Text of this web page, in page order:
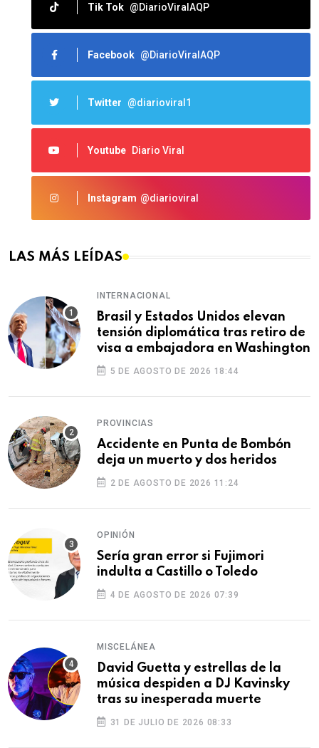
Tik Tok @DiarioViralAQP
Facebook @DiarioViralAQP
Twitter @diarioviral1
Youtube Diario Viral
Instagram @diarioviral
LAS MÁS LEÍDAS
INTERNACIONAL
Brasil y Estados Unidos elevan
tensión diplomática tras retiro de
visa a embajadora en Washington
5 DE AGOSTO DE 2026 18:44
PROVINCIAS
Accidente en Punta de Bombón
deja un muerto y dos heridos
2 DE AGOSTO DE 2026 11:24
OPINIÓN
Sería gran error si Fujimori
indulta a Castillo o Toledo
4 DE AGOSTO DE 2026 07:39
MISCELÁNEA
David Guetta y estrellas de la
música despiden a DJ Kavinsky
tras su inesperada muerte
31 DE JULIO DE 2026 08:33